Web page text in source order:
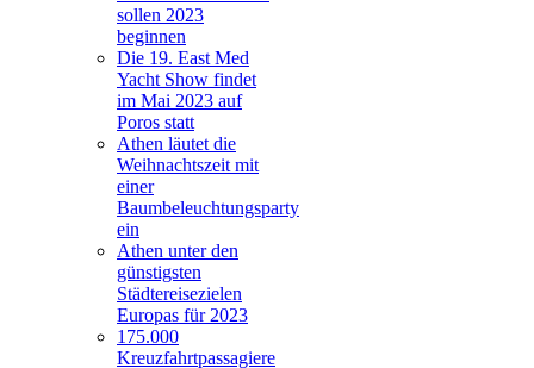
sollen 2023
beginnen
Die 19. East Med
Yacht Show findet
im Mai 2023 auf
Poros statt
Athen läutet die
Weihnachtszeit mit
einer
Baumbeleuchtungsparty
ein
Athen unter den
günstigsten
Städtereisezielen
Europas für 2023
175.000
Kreuzfahrtpassagiere